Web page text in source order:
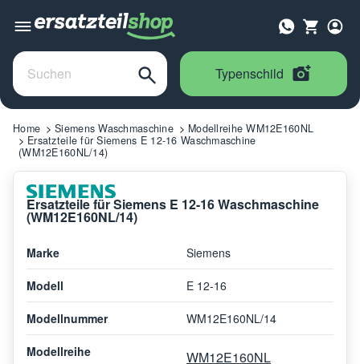
Typenschild
Home Siemens Waschmaschine
Modellreihe WM12E160NL
Ersatzteile für Siemens E 12-16 Waschmaschine
(WM12E160NL/14)
Ersatzteile für Siemens E 12-16 Waschmaschine
(WM12E160NL/14)
Marke Siemens
Modell E 12-16
Modellnummer WM12E160NL/14
Modellreihe WM12E160NL